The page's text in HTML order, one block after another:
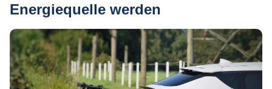
Energiequelle werden